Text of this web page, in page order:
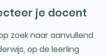
je docent
zoek naar aanvullend
op de leerling